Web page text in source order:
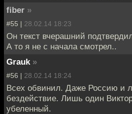
fiber »
#55 | 28.02.14 18:23
Он текст вчерашний
А то я не с начала смотрел..
Grauk »
#56 | 28.02.14 18:24
Всех обвинил. Даже Россию и
бездействие. Лишь один
убеленный.